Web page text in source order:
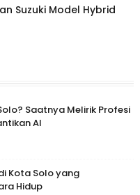
Suzuki Model Hybrid
Saatnya Melirik Profesi
AI
Kota Solo yang
Hidup